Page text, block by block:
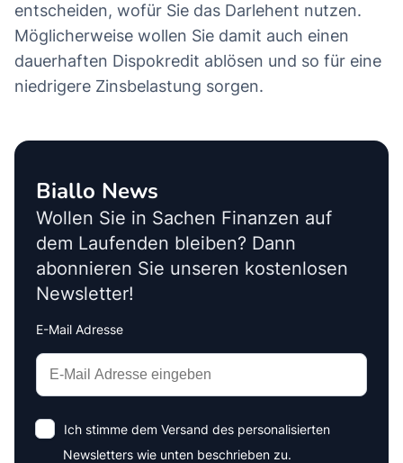
entscheiden, wofür Sie das Darlehent nutzen.
Möglicherweise wollen Sie damit auch einen
dauerhaften Dispokredit ablösen und so für eine
niedrigere Zinsbelastung sorgen.
Biallo News
Wollen Sie in Sachen Finanzen auf
dem Laufenden bleiben? Dann
abonnieren Sie unseren kostenlosen
Newsletter!
E-Mail Adresse
Interests
Amount
Ich stimme dem Versand des personalisierten
Newsletters wie unten beschrieben zu.